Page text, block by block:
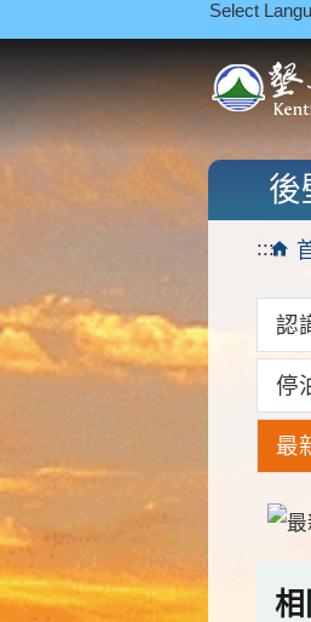
Select
:::
後
認
停
最